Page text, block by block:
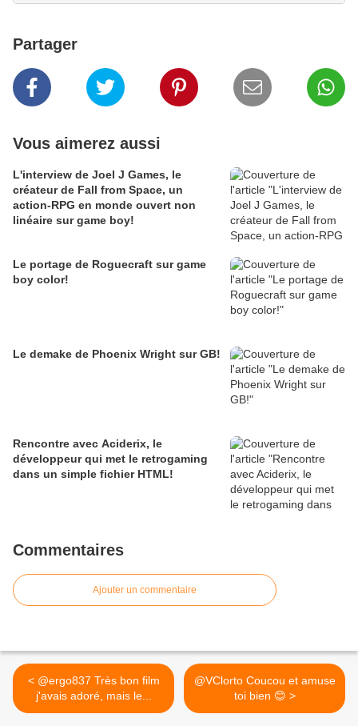
Partager
Vous aimerez aussi
L'interview de Joel J Games, le
créateur de Fall from Space, un
action-RPG en monde ouvert non
linéaire sur game boy!
Le portage de Roguecraft sur game
boy color!
Le demake de Phoenix Wright sur GB!
Rencontre avec Aciderix, le
développeur qui met le retrogaming
dans un simple fichier HTML!
Commentaires
Ajouter un commentaire
< @ergo837 Très bon film
j'avais adoré, mais le...
@VClorto Coucou et amuse
toi bien 😊 >